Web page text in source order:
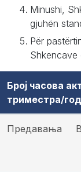
Minushi,
gjuhën
Për
Shkencave
Број часова
триместра/
Предавања